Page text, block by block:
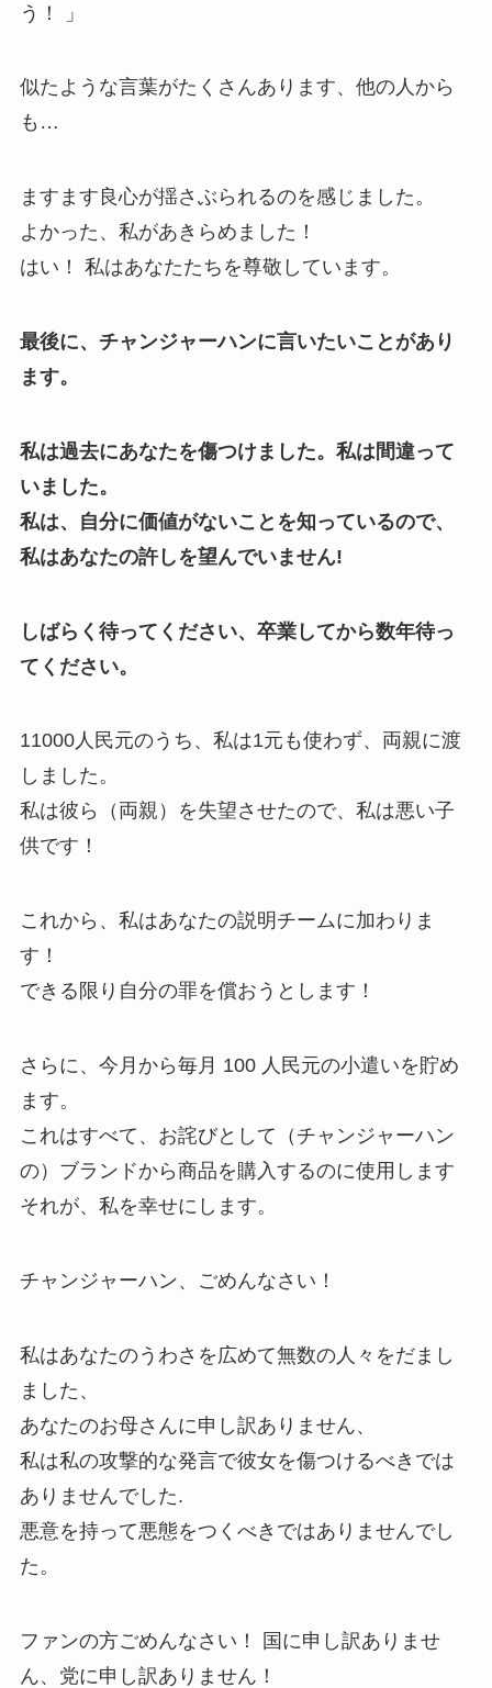
う！ 」
似たような言葉がたくさんあります、他の人から
も…
ますます良心が揺さぶられるのを感じました。
よかった、私があきらめました！
はい！ 私はあなたたちを尊敬しています。
最後に、チャンジャーハンに言いたいことがあり
ます。
私は過去にあなたを傷つけました。私は間違って
いました。
私は、自分に価値がないことを知っているので、
私はあなたの許しを望んでいません!
しばらく待ってください、卒業してから数年待っ
てください。
11000人民元のうち、私は1元も使わず、両親に渡
しました。
私は彼ら（両親）を失望させたので、私は悪い子
供です！
これから、私はあなたの説明チームに加わりま
す！
できる限り自分の罪を償おうとします！
さらに、今月から毎月 100 人民元の小遣いを貯め
ます。
これはすべて、お詫びとして（チャンジャーハン
の）ブランドから商品を購入するのに使用します
それが、私を幸せにします。
チャンジャーハン、ごめんなさい！
私はあなたのうわさを広めて無数の人々をだまし
ました、
あなたのお母さんに申し訳ありません、
私は私の攻撃的な発言で彼女を傷つけるべきでは
ありませんでした.
悪意を持って悪態をつくべきではありませんでし
た。
ファンの方ごめんなさい！ 国に申し訳ありませ
ん、党に申し訳ありません！